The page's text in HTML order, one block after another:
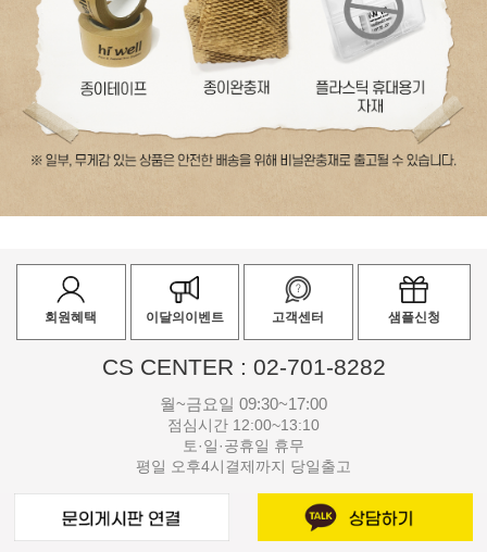
회원혜택 이달의이벤트 고객센터 샘플신청
CS CENTER : 02-701-8282
월~금요일 09:30~17:00
점심시간 12:00~13:10
토·일·공휴일 휴무
평일 오후4시결제까지 당일출고